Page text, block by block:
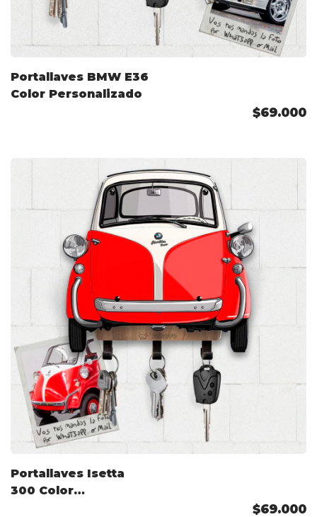
Portallaves BMW E36
Color Personalizado
$69.000
Portallaves Isetta
300 Color
$69.000